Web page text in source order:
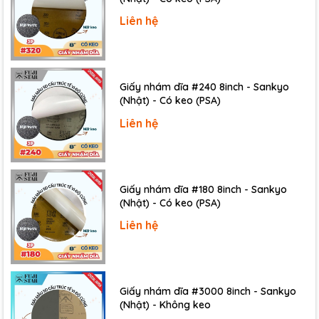
Liên hệ
Giấy nhám dĩa #240 8inch - Sankyo
(Nhật) - Có keo (PSA)
Liên hệ
Giấy nhám dĩa #180 8inch - Sankyo
(Nhật) - Có keo (PSA)
Liên hệ
Giấy nhám dĩa #3000 8inch - Sankyo
(Nhật) - Không keo